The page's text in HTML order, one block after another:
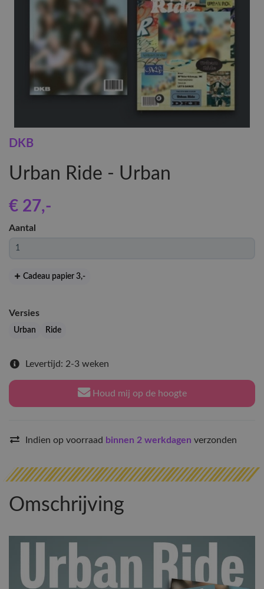
DKB
Urban Ride - Urban
€ 27,-
Aantal
Cadeau papier 3,-
Versies
Urban Ride
Levertijd: 2-3 weken
Houd mij op de hoogte
Indien op voorraad binnen 2 werkdagen verzonden
Omschrijving